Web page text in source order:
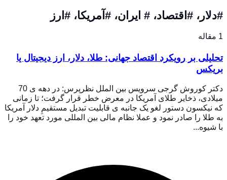
#دلار، #اقتصاد، # ایران، #آمریکا، #ارز
1 مقاله
تحلیلی بر رویکرد اقتصاد جهانی: طلا، دلار، ارز دیجیتال یا
بریکس
دکتر کوروش گرجی سرویس بین الملل نظرپرس: در دهه ی 70
میلادی، ذخایر طلای آمریکا در معرض خطر قرار گرفت؛ تا زمانی
که نیکسون دستور لغو یک جانبه ی قابلیت تبدیل مستقیمِ دلار آمریکا
به طلا را صادر نمود و عملا نظام مالی بین المللی مورد تعهد خود را
با شیوه...